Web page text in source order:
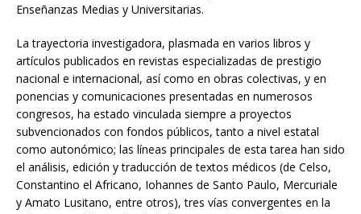
Enseñanzas Medias y Universitarias.
La trayectoria investigadora, plasmada en varios libros y
artículos publicados en revistas especializadas de prestigio
nacional e internacional, así como en obras colectivas, y en
ponencias y comunicaciones presentadas en numerosos
congresos, ha estado vinculada siempre a proyectos
subvencionados con fondos públicos, tanto a nivel estatal
como autonómico; las líneas principales de esta tarea han sido
el análisis, edición y traducción de textos médicos (de Celso,
Constantino el Africano, Iohannes de Santo Paulo, Mercuriale
y Amato Lusitano, entre otros), tres vías convergentes en la